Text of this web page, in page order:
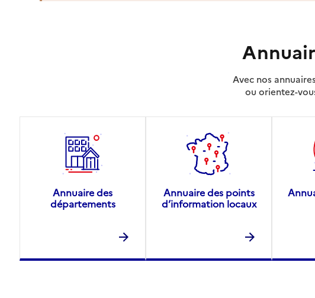
Avec nos
ou orientez-
Annuaire des
départements
Annuaire des points
d’information locaux